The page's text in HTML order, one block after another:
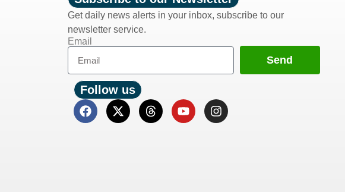
Get daily news alerts in your inbox, subscribe to our
newsletter service.
Email
Send
Follow us